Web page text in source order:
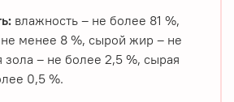
влажность – не более 81 %,
менее 8 %, сырой жир – не
– не более 2,5 %, сырая
0,5 %.